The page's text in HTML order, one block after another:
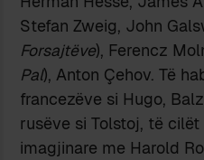
Stefan Zweig, John
Forsajtëve), Ferencz
Pal), Anton Çehov. Të
francezëve si Hugo,
rusëve si Tolstoj, të
imagjinare me Harold